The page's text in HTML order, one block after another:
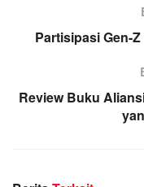
Partisipasi Gen-
Review Buku